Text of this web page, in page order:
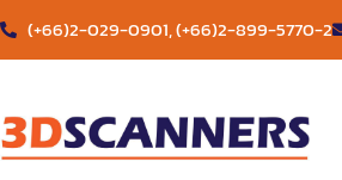
(+66)2-029-0901, (+66)2-899-5770-2